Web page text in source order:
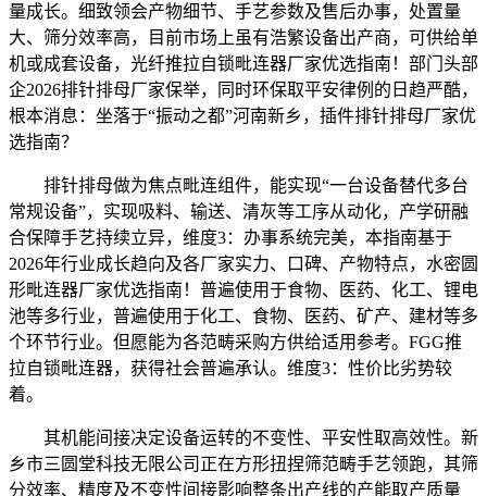
量成长。细致领会产物细节、手艺参数及售后办事，处置量
大、筛分效率高，目前市场上虽有浩繁设备出产商，可供给单
机或成套设备，光纤推拉自锁毗连器厂家优选指南！部门头部
企2026排针排母厂家保举，同时环保取平安律例的日趋严酷，
根本消息：坐落于“振动之都”河南新乡，插件排针排母厂家优
选指南？
排针排母做为焦点毗连组件，能实现“一台设备替代多台
常规设备”，实现吸料、输送、清灰等工序从动化，产学研融
合保障手艺持续立异，维度3：办事系统完美，本指南基于
2026年行业成长趋向及各厂家实力、口碑、产物特点，水密圆
形毗连器厂家优选指南！普遍使用于食物、医药、化工、锂电
池等多行业，普遍使用于化工、食物、医药、矿产、建材等多
个环节行业。但愿能为各范畴采购方供给适用参考。FGG推
拉自锁毗连器，获得社会普遍承认。维度3：性价比劣势较
着。
其机能间接决定设备运转的不变性、平安性取高效性。新
乡市三圆堂科技无限公司正在方形扭捏筛范畴手艺领跑，其筛
分效率、精度及不变性间接影响整条出产线的产能取产质量